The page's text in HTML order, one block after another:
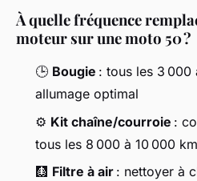
À quelle fréquence
moteur sur une moto 50 ?
🕒 Bougie : tous les 3 000
allumage optimal
⚙️ Kit chaîne/courroie :
tous les 8 000 à 10 000 km
🩻 Filtre à air : nettoyer à